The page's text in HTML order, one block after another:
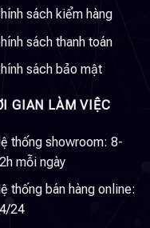
sách kiểm hàng
sách thanh toán
sách bảo mật
GIAN LÀM VIỆC
thống showroom: 8-
mỗi ngày
thống bán hàng online:
24